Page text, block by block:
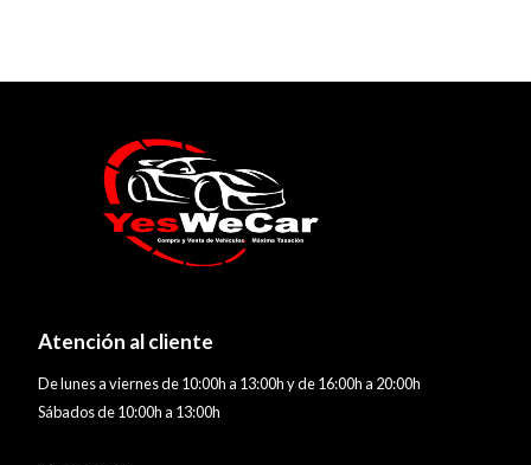
Atención al cliente
De lunes a viernes de 10:00h a 13:00h y de 16:00h a 20:00h
Sábados de 10:00h a 13:00h